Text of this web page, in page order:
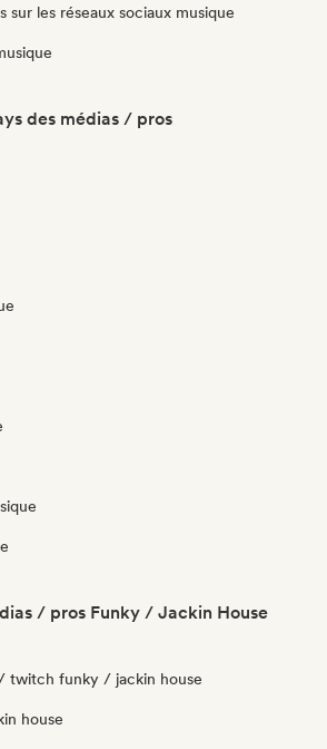
sur les réseaux sociaux musique
des médias / pros
/ pros Funky / Jackin House
twitch funky / jackin house
house